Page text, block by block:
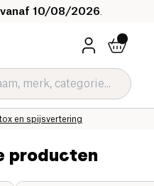
vanaf 10/08/2026
en spijsvertering
& Gezondheid
producten